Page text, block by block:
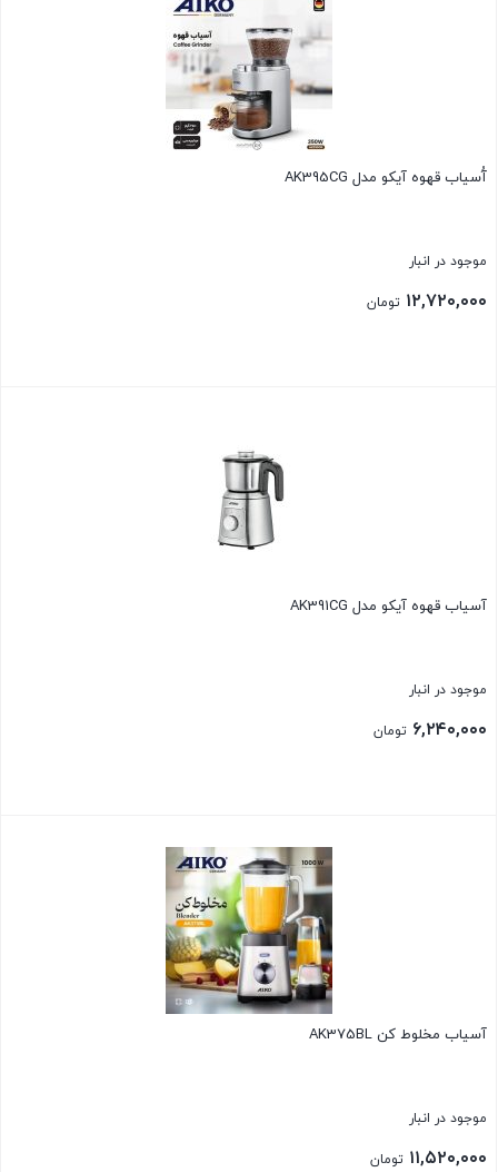
آُسیاب قهوه آیکو مدل AK395CG
موجود در انبار
۱۲,۷۲۰,۰۰۰ تومان
آسیاب قهوه آیکو مدل AK391CG
موجود در انبار
۶,۲۴۰,۰۰۰ تومان
آسیاب مخلوط کن AK375BL
موجود در انبار
۱۱,۵۲۰,۰۰۰ تومان